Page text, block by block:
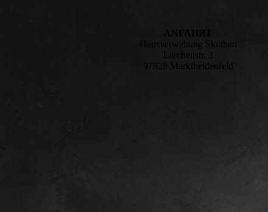
Hausverwaltung Skuthan
Lärchenstr. 3
97828 Marktheidenfeld